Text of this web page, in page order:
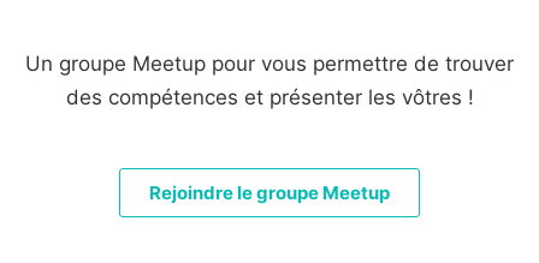
Un groupe Meetup pour vous permettre de trouver
des compétences et présenter les vôtres !
Rejoindre le groupe Meetup